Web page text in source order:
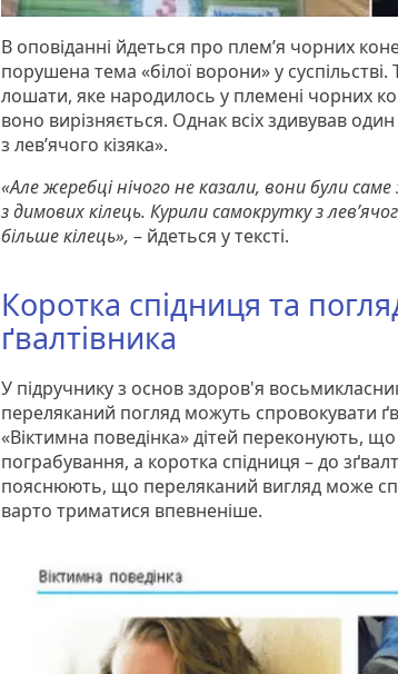
В оповіданні йдеться про плем’я чорних
порушена тема «білої ворони» у
лошати, яке народилось у племені чорних
воно вирізняється. Однак всіх здивував
з лев’ячого кізяка».
«Але жеребці нічого не казали, вони були
з димових кілець. Курили самокрутку з
більше кілець», – йдеться у тексті.
Коротка спідниця та
ґвалтівника
У підручнику з основ здоров'я
переляканий погляд можуть спровокувати
«Віктимна поведінка» дітей переконують,
пограбування, а коротка спідниця – до
пояснюють, що переляканий вигляд може
варто триматися впевненіше.